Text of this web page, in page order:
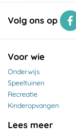
Volg ons op
Voor wie
Onderwijs
Speeltuinen
Recreatie
Kinderopvangen
Lees meer